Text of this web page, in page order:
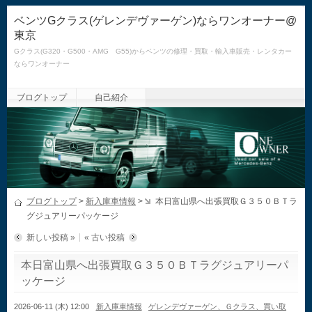
ベンツGクラス(ゲレンデヴァーゲン)ならワンオーナー@
東京
Gクラス(G320・G500・AMG G55)からベンツの修理・買取・輸入車販売・レンタカー
ならワンオーナー
ブログトップ 自己紹介
ブログトップ> 新入庫車情報 >
本日富山県へ出張買取Ｇ３５０ＢＴラ
グジュアリーパッケージ
新しい投稿 » « 古い投稿
本日富山県へ出張買取Ｇ３５０ＢＴラグジュアリーパ
ッケージ
2026-06-11 (木) 12:00 新入庫車情報 ゲレンデヴァーゲン、Ｇクラス、買い取